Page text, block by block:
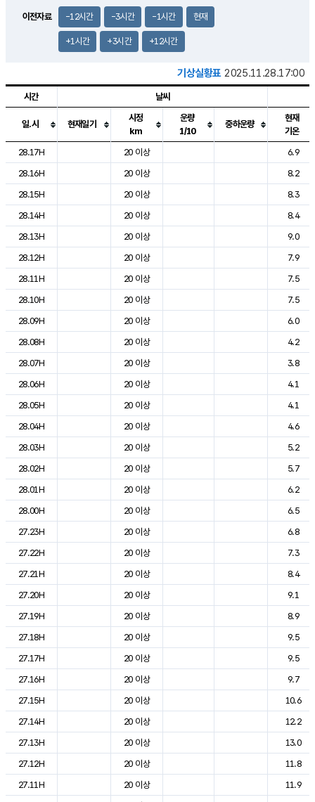
이전자료 -12시간 -3시간 -1시간 현재
+1시간 +3시간 +12시간
기상실황표 2025.11.28.17:00
도시별 기상실황표로 지점, 날씨, 기온, 강수, 바람, 기압등을 안내한 표입
시간 날씨
일.시 현재일기
시정
km
운량
1/10
중하운량
현재
기온
28.17H
20 이상
6.9
28.16H
20 이상
8.2
28.15H
20 이상
8.3
28.14H
20 이상
8.4
28.13H
20 이상
9.0
28.12H
20 이상
7.9
28.11H
20 이상
7.5
28.10H
20 이상
7.5
28.09H
20 이상
6.0
28.08H
20 이상
4.2
28.07H
20 이상
3.8
28.06H
20 이상
4.1
28.05H
20 이상
4.1
28.04H
20 이상
4.6
28.03H
20 이상
5.2
28.02H
20 이상
5.7
28.01H
20 이상
6.2
28.00H
20 이상
6.5
27.23H
20 이상
6.8
27.22H
20 이상
7.3
27.21H
20 이상
8.4
27.20H
20 이상
9.1
27.19H
20 이상
8.9
27.18H
20 이상
9.5
27.17H
20 이상
9.5
27.16H
20 이상
9.7
27.15H
20 이상
10.6
27.14H
20 이상
12.2
27.13H
20 이상
13.0
27.12H
20 이상
11.8
27.11H
20 이상
11.9